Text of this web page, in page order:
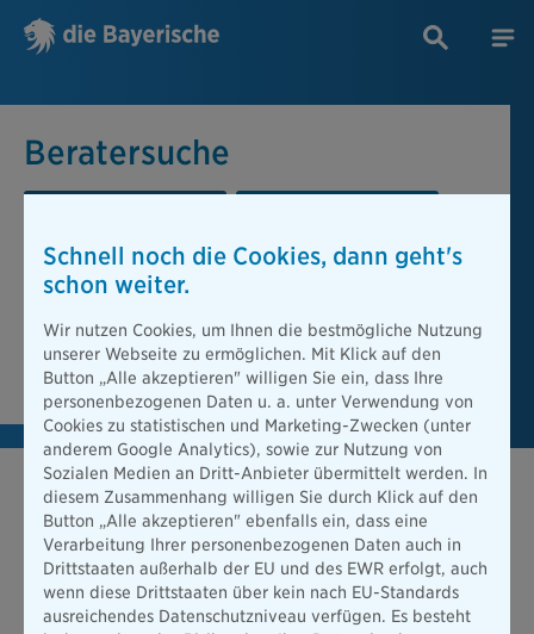
Beratersuche
Beratersuche
PLZ oder Ort
Berater finden
Schnell noch die Cookies, dann geht's
schon weiter.
Wir nutzen Cookies, um Ihnen die bestmögliche Nutzung
unserer Webseite zu ermöglichen. Mit Klick auf den
Button „Alle akzeptieren" willigen Sie ein, dass Ihre
personenbezogenen Daten u. a. unter Verwendung von
Cookies zu statistischen und Marketing-Zwecken (unter
anderem Google Analytics), sowie zur Nutzung von
Sozialen Medien an Dritt-Anbieter übermittelt werden. In
diesem Zusammenhang willigen Sie durch Klick auf den
Button „Alle akzeptieren" ebenfalls ein, dass eine
Verarbeitung Ihrer personenbezogenen Daten auch in
Drittstaaten außerhalb der EU und des EWR erfolgt, auch
wenn diese Drittstaaten über kein nach EU-Standards
ausreichendes Datenschutzniveau verfügen. Es besteht